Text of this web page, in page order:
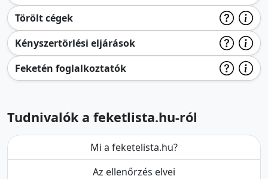
Törölt cégek
Kényszertörlési eljárások
Feketén foglalkoztatók
Tudnivalók a feketlista.hu-ról
Mi a feketelista.hu?
Az ellenőrzés elvei